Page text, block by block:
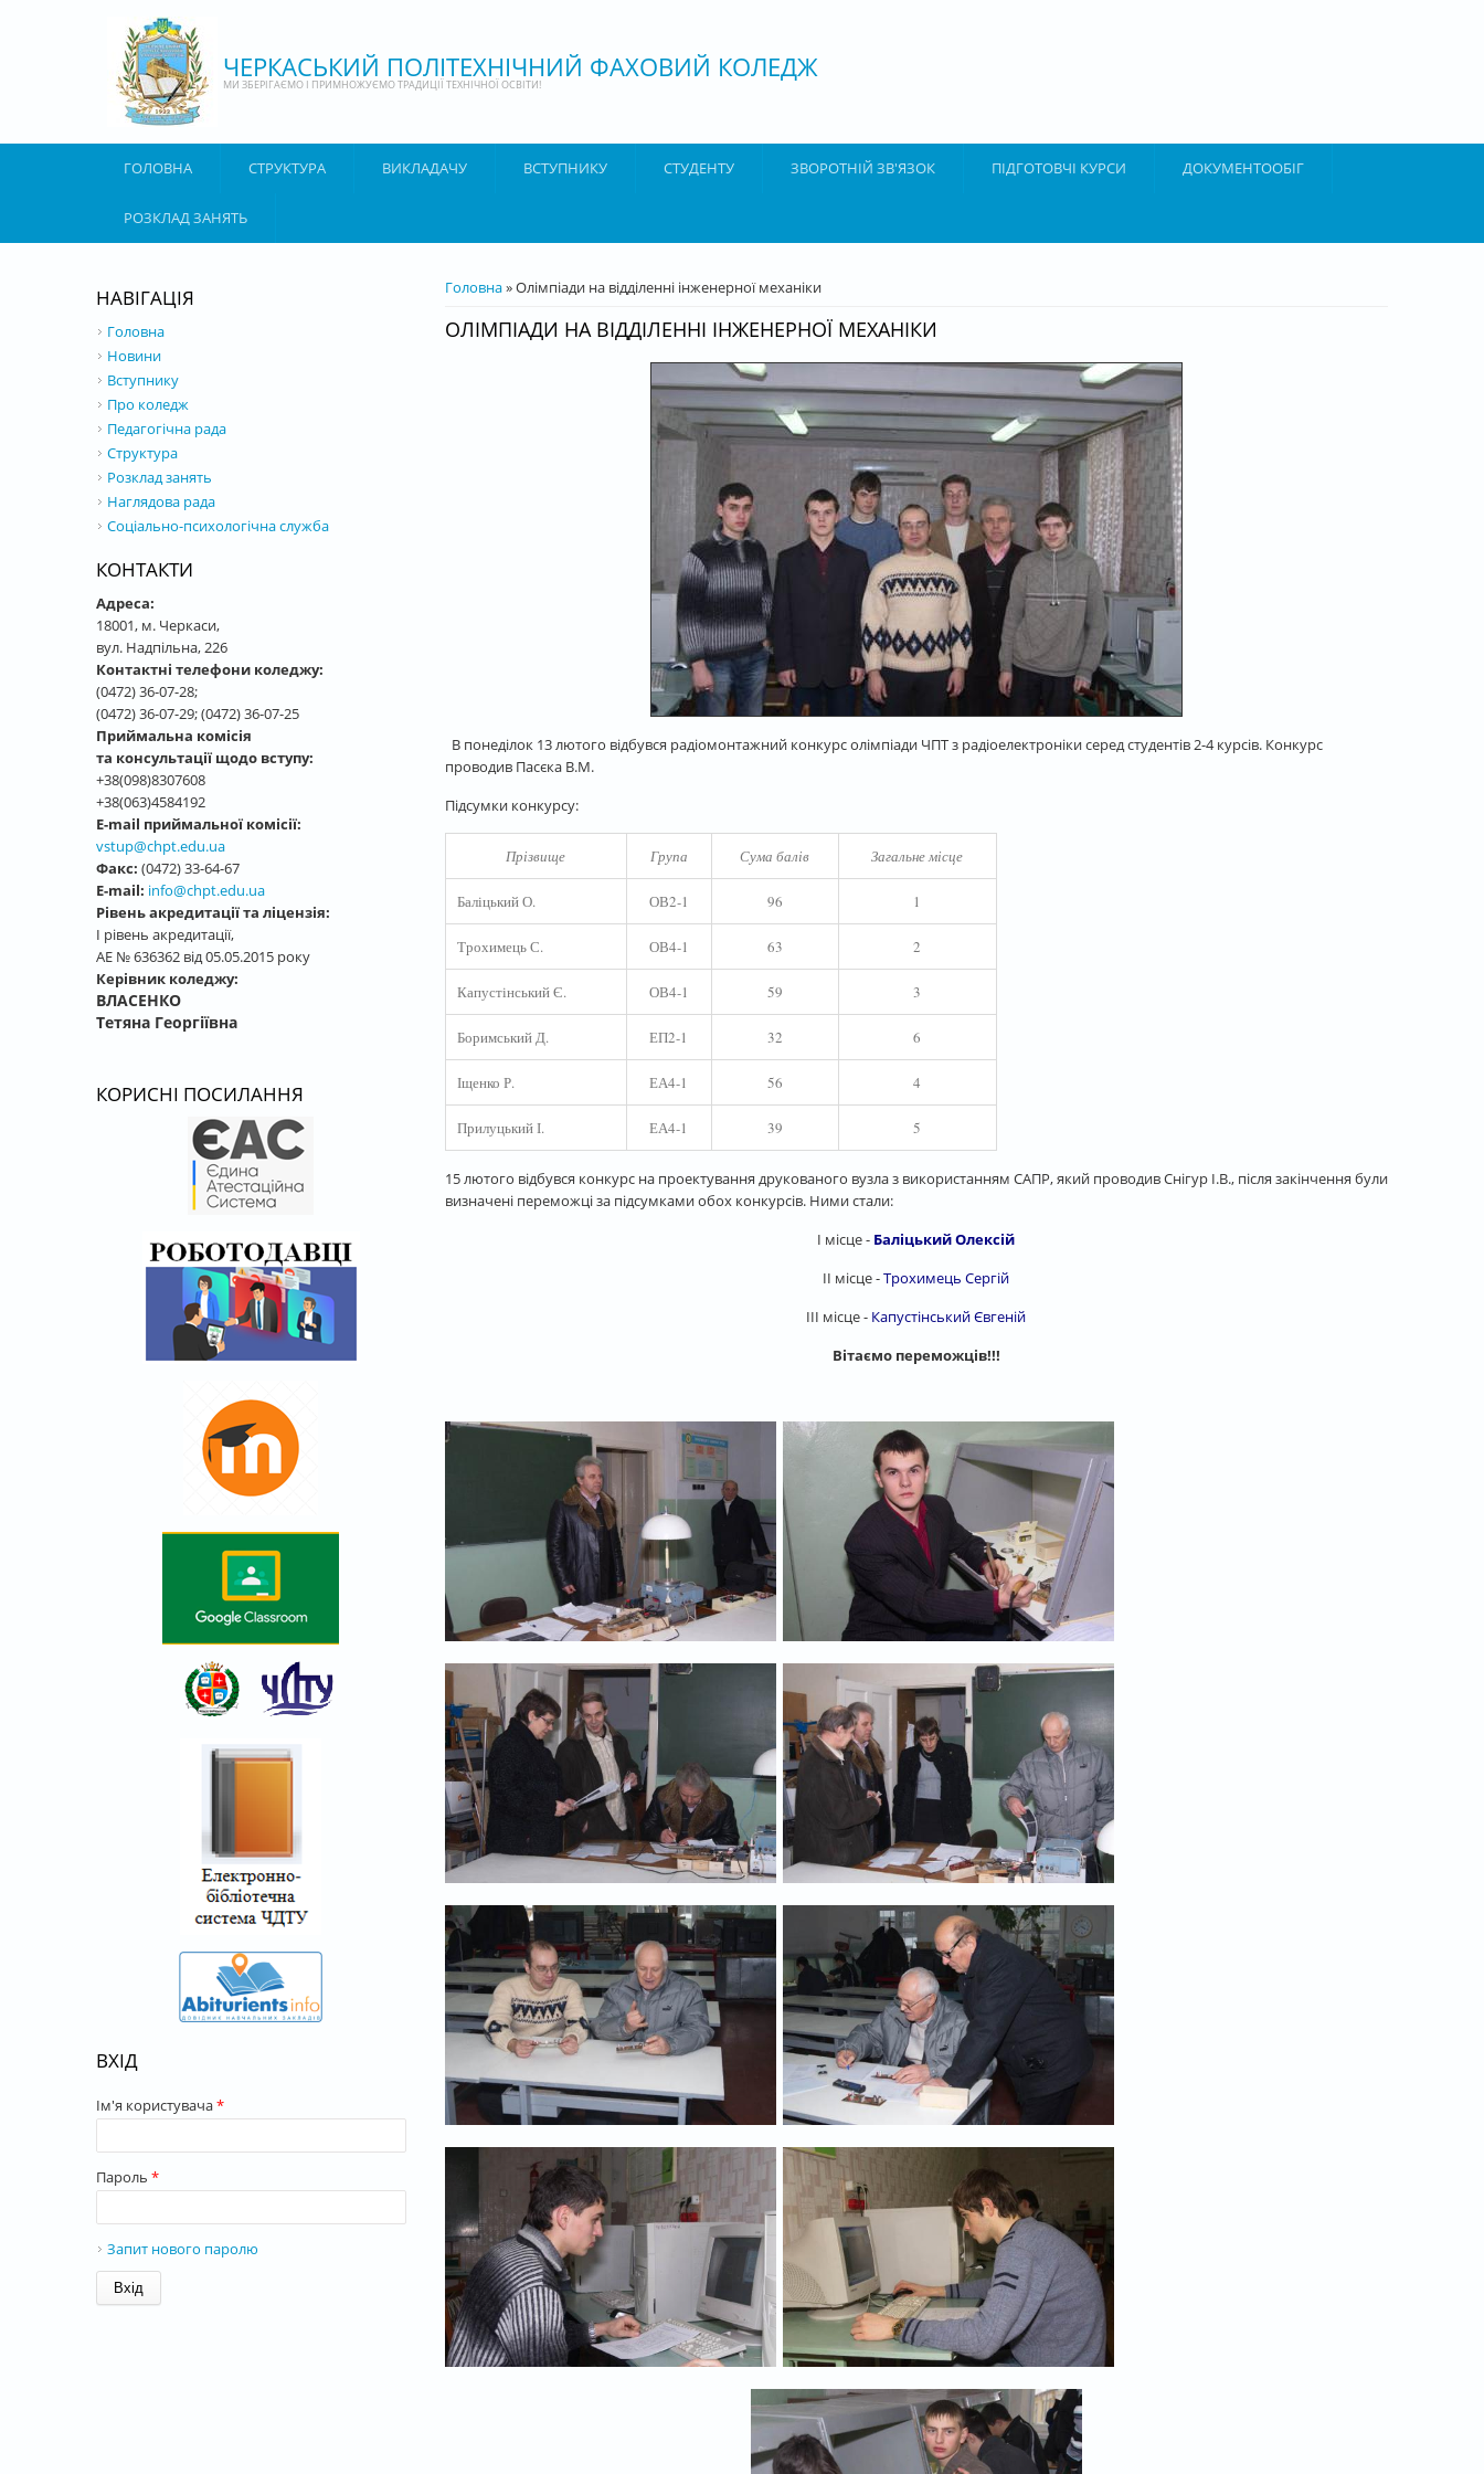
ЧЕРКАСЬКИЙ ПОЛІТЕХНІЧНИЙ ФАХОВИЙ КОЛЕДЖ
МИ ЗБЕРІГАЄМО І ПРИМНОЖУЄМО ТРАДИЦІЇ ТЕХНІЧНОЇ ОСВІТИ!
ГОЛОВНА СТРУКТУРА ВИКЛАДАЧУ ВСТУПНИКУ СТУДЕНТУ ЗВОРОТНІЙ ЗВ'ЯЗОК ПІДГОТОВЧІ КУРСИ ДОКУМЕНТООБІГ
РОЗКЛАД ЗАНЯТЬ
ВИ Є ТУТ
Головна» Олімпіади на відділенні інженерної механіки
ОЛІМПІАДИ НА ВІДДІЛЕННІ ІНЖЕНЕРНОЇ МЕХАНІКИ
В понеділок 13 лютого відбувся радіомонтажний конкурс олімпіади ЧПТ з радіоелектроніки серед студентів 2-4 курсів. Конкурс
проводив Пасєка В.М.
Підсумки конкурсу:
Прізвище Група Сума балів Загальне місце
Баліцький О. ОВ2-1 96 1
Трохимець С. ОВ4-1 63 2
Капустінський Є. ОВ4-1 59 3
Боримський Д. ЕП2-1 32 6
Іщенко Р. ЕА4-1 56 4
Прилуцький І. ЕА4-1 39 5
15 лютого відбувся конкурс на проектування друкованого вузла з використанням САПР, який проводив Снігур І.В., після закінчення були
визначені переможці за підсумками обох конкурсів. Ними стали:
І місце - Баліцький Олексій
ІІ місце -Трохимець Сергій
ІІІ місце - Капустінський Євгеній
Вітаємо переможців!!!
НАВІГАЦІЯ
Головна
Новини
Вступнику
Про коледж
Педагогічна рада
Структура
Розклад занять
Наглядова рада
Соціально-психологічна служба
КОНТАКТИ
Адреса:
18001, м. Черкаси,
вул. Надпільна, 226
Контактні телефони коледжу:
(0472) 36-07-28;
(0472) 36-07-29; (0472) 36-07-25
Приймальна комісія
та консультації щодо вступу:
+38(098)8307608
+38(063)4584192
E-mail приймальної комісії:
vstup@chpt.edu.ua
Факс: (0472) 33-64-67
E-mail: info@chpt.edu.ua
Рівень акредитації та ліцензія:
І рівень акредитації,
АЕ № 636362 від 05.05.2015 року
Керівник коледжу:
ВЛАСЕНКО
Тетяна Георгіївна
КОРИСНІ ПОСИЛАННЯ
ВХІД
Ім'я користувача*
Пароль *
Запит нового паролю